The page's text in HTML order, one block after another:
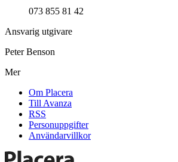
073 855 81 42
Ansvarig utgivare
Peter Benson
Mer
Om Placera
Till Avanza
RSS
Personuppgifter
Användarvillkor